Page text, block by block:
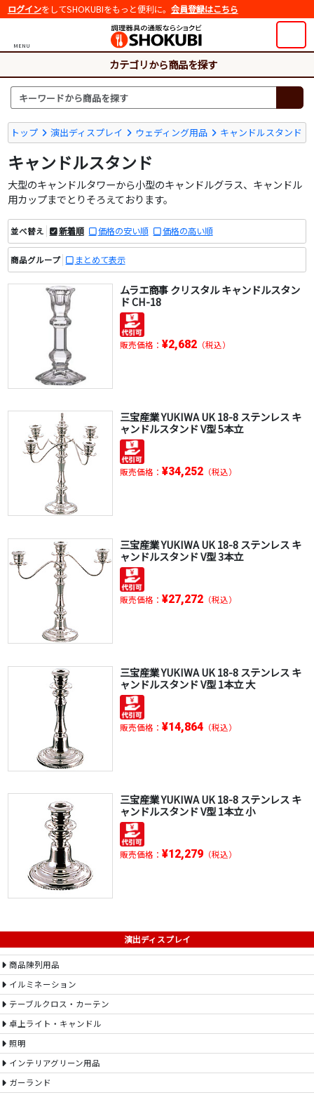
ログインをしてSHOKUBIをもっと便利に。 会員登録はこちら
MENU
カテゴリから商品を探す
トップ 演出ディスプレイ ウェディング用品 キャンドルスタンド
キャンドルスタンド
大型のキャンドルタワーから小型のキャンドルグラス、キャンドル
用カップまでとりそろえております。
並べ替え 新着順 価格の安い順 価格の高い順
商品グループ まとめて表示
ムラエ商事 クリスタル キャンドルスタン
ド CH-18
販売価格： ¥2,682（税込）
三宝産業 YUKIWA UK 18-8 ステンレス キ
ャンドルスタンド V型 5本立
販売価格： ¥34,252（税込）
三宝産業 YUKIWA UK 18-8 ステンレス キ
ャンドルスタンド V型 3本立
販売価格： ¥27,272（税込）
三宝産業 YUKIWA UK 18-8 ステンレス キ
ャンドルスタンド V型 1本立 大
販売価格： ¥14,864（税込）
三宝産業 YUKIWA UK 18-8 ステンレス キ
ャンドルスタンド V型 1本立 小
販売価格： ¥12,279（税込）
演出ディスプレイ
商品陳列用品
イルミネーション
テーブルクロス・カーテン
卓上ライト・キャンドル
照明
インテリアグリーン用品
ガーランド